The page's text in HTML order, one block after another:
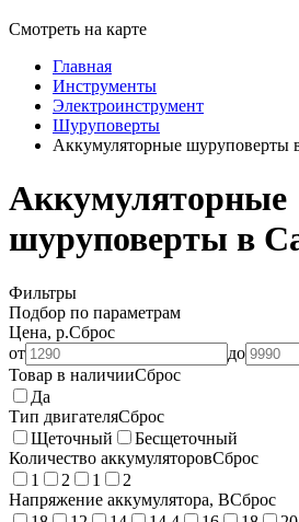
Смотреть на карте
Главная
Инструменты
Электроинструмент
Шуруповерты
Аккумуляторные шуруповерты
Аккумуляторные
шуруповерты в
Фильтры
Подбор по параметрам
Цена, р.Сброс
от
до
Товар в наличииСброс
Да
Тип двигателяСброс
Щеточный
Бесщеточный
Количество аккумуляторовСброс
1
2 1
2
Напряжение аккумулятора, ВСброс